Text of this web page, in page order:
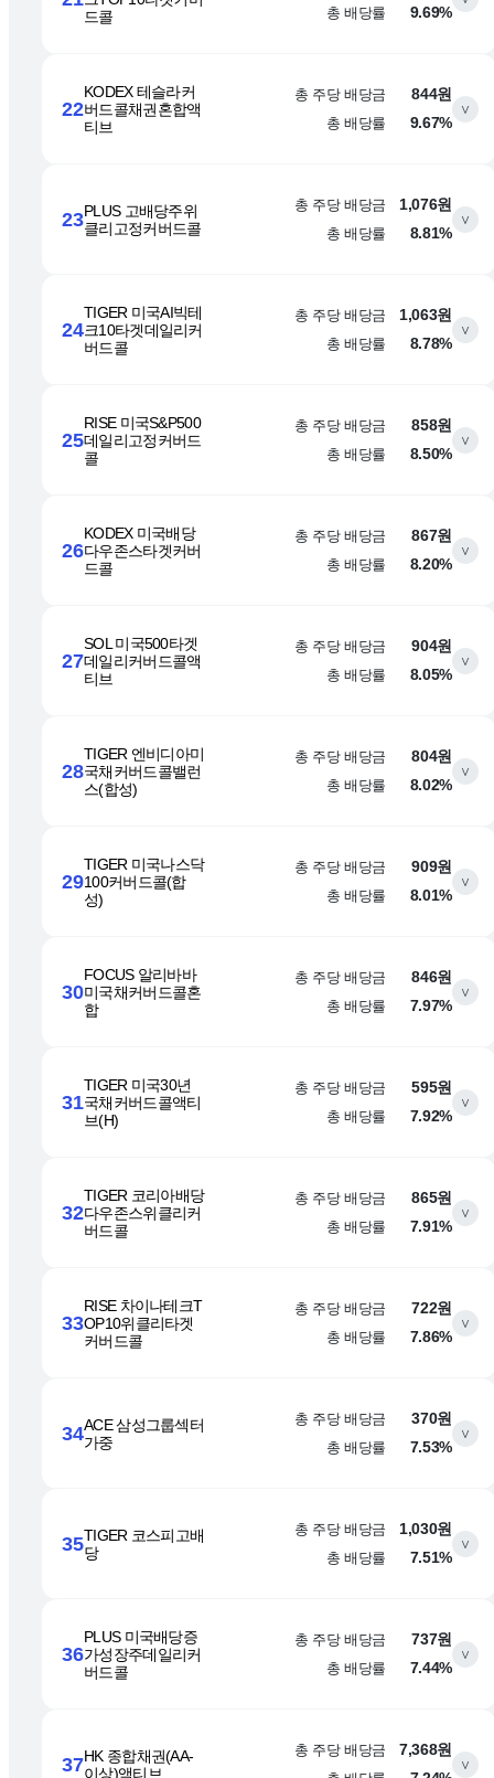
드콜
총 배당률 9.69%
22
KODEX 테슬라커
버드콜채권혼합액
티브
총 주당 배당금
844원
총 배당률
9.67%
∨
23PLUS 고배당주위
클리고정커버드콜
총 주당 배당금
1,076원
총 배당률
8.81%
∨
24
TIGER 미국AI빅테
크10타겟데일리커
버드콜
총 주당 배당금
1,063원
총 배당률
8.78%
∨
25
RISE 미국S&P500
데일리고정커버드
콜
총 주당 배당금
858원
총 배당률
8.50%
∨
26
KODEX 미국배당
다우존스타겟커버
드콜
총 주당 배당금
867원
총 배당률
8.20%
∨
27
SOL 미국500타겟
데일리커버드콜액
티브
총 주당 배당금
904원
총 배당률
8.05%
∨
28
TIGER 엔비디아미
국채커버드콜밸런
스(합성)
총 주당 배당금
804원
총 배당률
8.02%
∨
29
TIGER 미국나스닥
100커버드콜(합
성)
총 주당 배당금
909원
총 배당률
8.01%
∨
30
FOCUS 알리바바
미국채커버드콜혼
합
총 주당 배당금
846원
총 배당률
7.97%
∨
31
TIGER 미국30년
국채커버드콜액티
브(H)
총 주당 배당금
595원
총 배당률
7.92%
∨
32
TIGER 코리아배당
다우존스위클리커
버드콜
총 주당 배당금
865원
총 배당률
7.91%
∨
33
RISE 차이나테크T
OP10위클리타겟
커버드콜
총 주당 배당금
722원
총 배당률
7.86%
∨
34ACE 삼성그룹섹터
가중
총 주당 배당금
370원
총 배당률
7.53%
∨
35TIGER 코스피고배
당
총 주당 배당금
1,030원
총 배당률
7.51%
∨
36
PLUS 미국배당증
가성장주데일리커
버드콜
총 주당 배당금
737원
총 배당률
7.44%
∨
37HK 종합채권(AA-
이상)액티브
총 주당 배당금
7,368원
∨